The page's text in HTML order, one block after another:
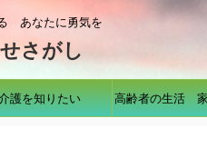
あなたに勇気を
さがし
護を知りたい 高齢者の生活